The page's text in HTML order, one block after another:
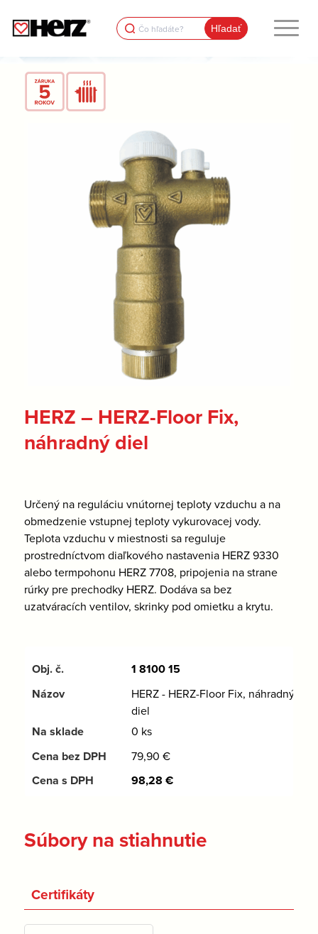
Search
for:
HERZ – HERZ-Floor Fix,
náhradný diel
Určený na reguláciu vnútornej teploty vzduchu a na
obmedzenie vstupnej teploty vykurovacej vody.
Teplota vzduchu v miestnosti sa reguluje
prostredníctvom diaľkového nastavenia HERZ 9330
alebo termpohonu HERZ 7708, pripojenia na strane
rúrky pre prechodky HERZ. Dodáva sa bez
uzatváracích ventilov, skrinky pod omietku a krytu.
1 8100 15
HERZ - HERZ-Floor Fix, náhradný
diel
0 ks
79,90 €
98,28 €
Súbory na stiahnutie
Certifikáty